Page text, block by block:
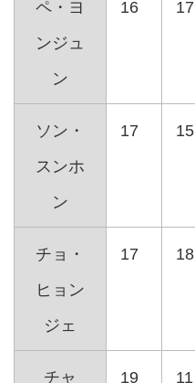
ペ・ヨ
ンジュ
ン
16 17
ソン・
スンホ
ン
17 15
チョ・
ヒョン
ジェ
17 18
チャ
19 11